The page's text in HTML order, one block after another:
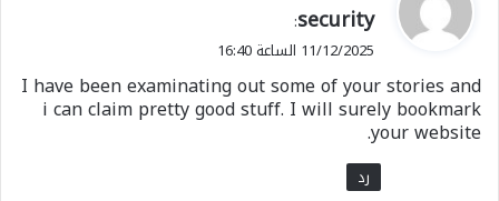
و
ل
security
:
11/12/2025 الساعة 16:40
I have been examinating out some of your stories and
i can claim pretty good stuff. I will surely bookmark
your website.
رد